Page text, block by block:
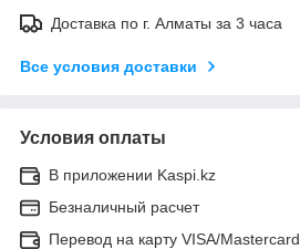
Доставка по г. Алматы за 3 часа
Все условия доставки
Условия оплаты
В приложении Kaspi.kz
Безналичный расчет
Перевод на карту VISA/Mastercard